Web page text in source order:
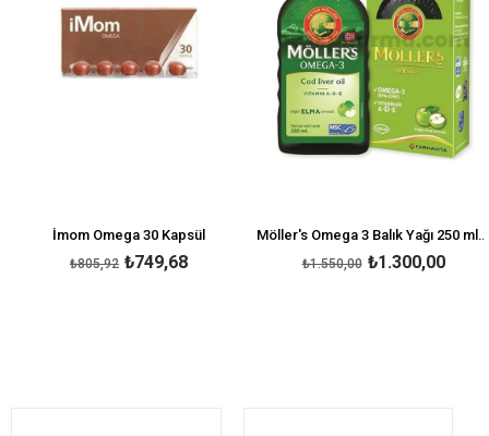
İmom Omega 30 Kapsül
₺749,68
₺805,92
Möller's Omega 3 Balık Yağı 250 ml Elma Aromalı
₺1.300,00
₺1.550,00